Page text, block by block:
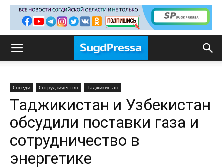
Соседи Сотрудничество Таджикистан
Таджикистан и Узбекистан
обсудили поставки газа и
сотрудничество в
энергетике